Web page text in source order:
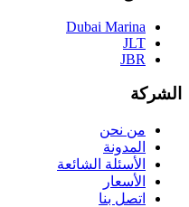
Dubai Marina
JLT
JBR
الشركة
من نحن
المدونة
الأسئلة الشائعة
الأسعار
اتصل بنا